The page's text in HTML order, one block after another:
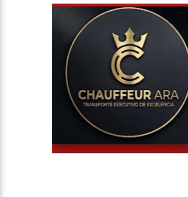
Entrevista
Entretenimento